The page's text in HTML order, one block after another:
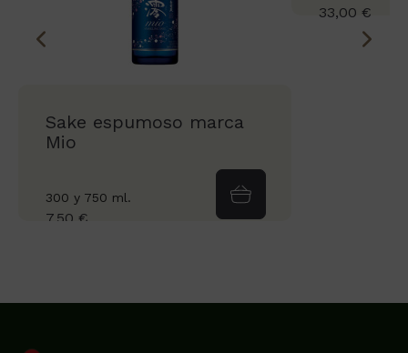
Sake espumoso marca
Mio
300 y 750 ml.
7,50 €
33,00 €